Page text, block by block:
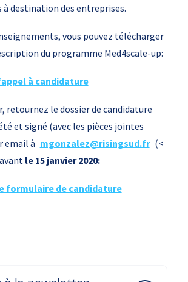
destination des entreprises.
vous pouvez télécharger
du programme Med4scale-up:
à candidature
retournez le dossier de candidature
et signé (avec les pièces jointes
email à mgonzalez@risingsud.fr (<
le 15 janvier 2020:
formulaire de candidature